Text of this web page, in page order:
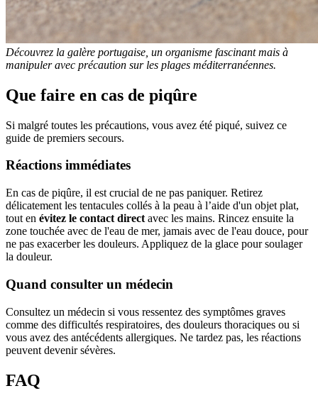
Découvrez la galère portugaise, un organisme fascinant mais à
manipuler avec précaution sur les plages méditerranéennes.
Que faire en cas de piqûre
Si malgré toutes les précautions, vous avez été piqué, suivez ce
guide de premiers secours.
Réactions immédiates
En cas de piqûre, il est crucial de ne pas paniquer. Retirez
délicatement les tentacules collés à la peau à l’aide d'un objet plat,
tout en évitez le contact direct avec les mains. Rincez ensuite la
zone touchée avec de l'eau de mer, jamais avec de l'eau douce, pour
ne pas exacerber les douleurs. Appliquez de la glace pour soulager
la douleur.
Quand consulter un médecin
Consultez un médecin si vous ressentez des symptômes graves
comme des difficultés respiratoires, des douleurs thoraciques ou si
vous avez des antécédents allergiques. Ne tardez pas, les réactions
peuvent devenir sévères.
FAQ